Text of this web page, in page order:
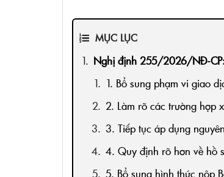
MỤC LỤC
Nghị định 255/2026/NĐ-CP:
1. Bổ sung phạm vi giao
2. Làm rõ các trường hợp
3. Tiếp tục áp dụng
4. Quy định rõ hơn về hồ
5. Bổ sung hình thức nộp